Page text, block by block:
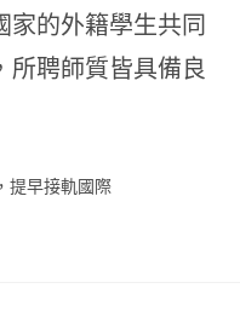
家的外籍學生共同
所聘師質皆具備良
提早接軌國際